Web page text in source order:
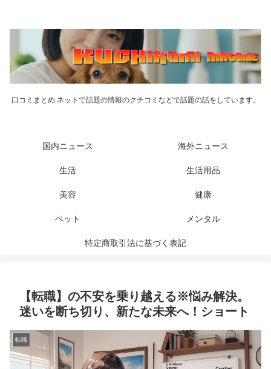
口コミまとめ ネットで話題の情報のクチコミなどで話題の話をしています。
国内ニュース 海外ニュース
生活 生活用品
美容 健康
ペット メンタル
特定商取引法に基づく表記
【転職】の不安を乗り越える※悩み解決。
迷いを断ち切り、新たな未来へ！ショート
転職